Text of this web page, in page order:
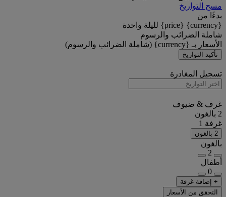
مسح التواريخ
بدءًا من
{currency} {price} لليلة واحدة
شاملة الضرائب والرسوم
الأسعار بـ {currency} (شاملة الضرائب والرسوم)
تأكيد التواريخ
تسجيل المغادرة
غرف & ضيوف
2 بالغون
غرفة 1
2 بالغون
بالغون
2
أطفال
0
+ إضافة غرفة
التحقق من الأسعار